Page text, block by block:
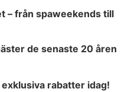
– från spaweekends till
de senaste 20 åren
rabatter idag!